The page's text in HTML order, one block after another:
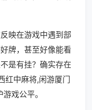
映在游戏中遇到部
牌，甚至好像能看
是有挂？确实存在
红中麻将,闲游厦门
戏公平。